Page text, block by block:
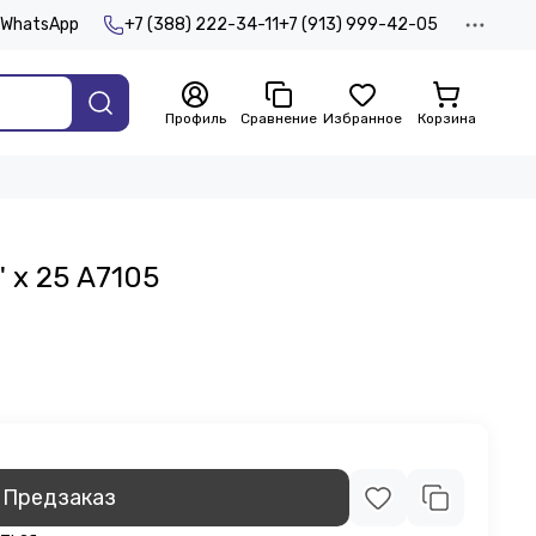
WhatsApp +7 (388) 222-34-11+7 (913) 999-42-05
Профиль Сравнение Избранное Корзина
х 25 А7105
Предзаказ